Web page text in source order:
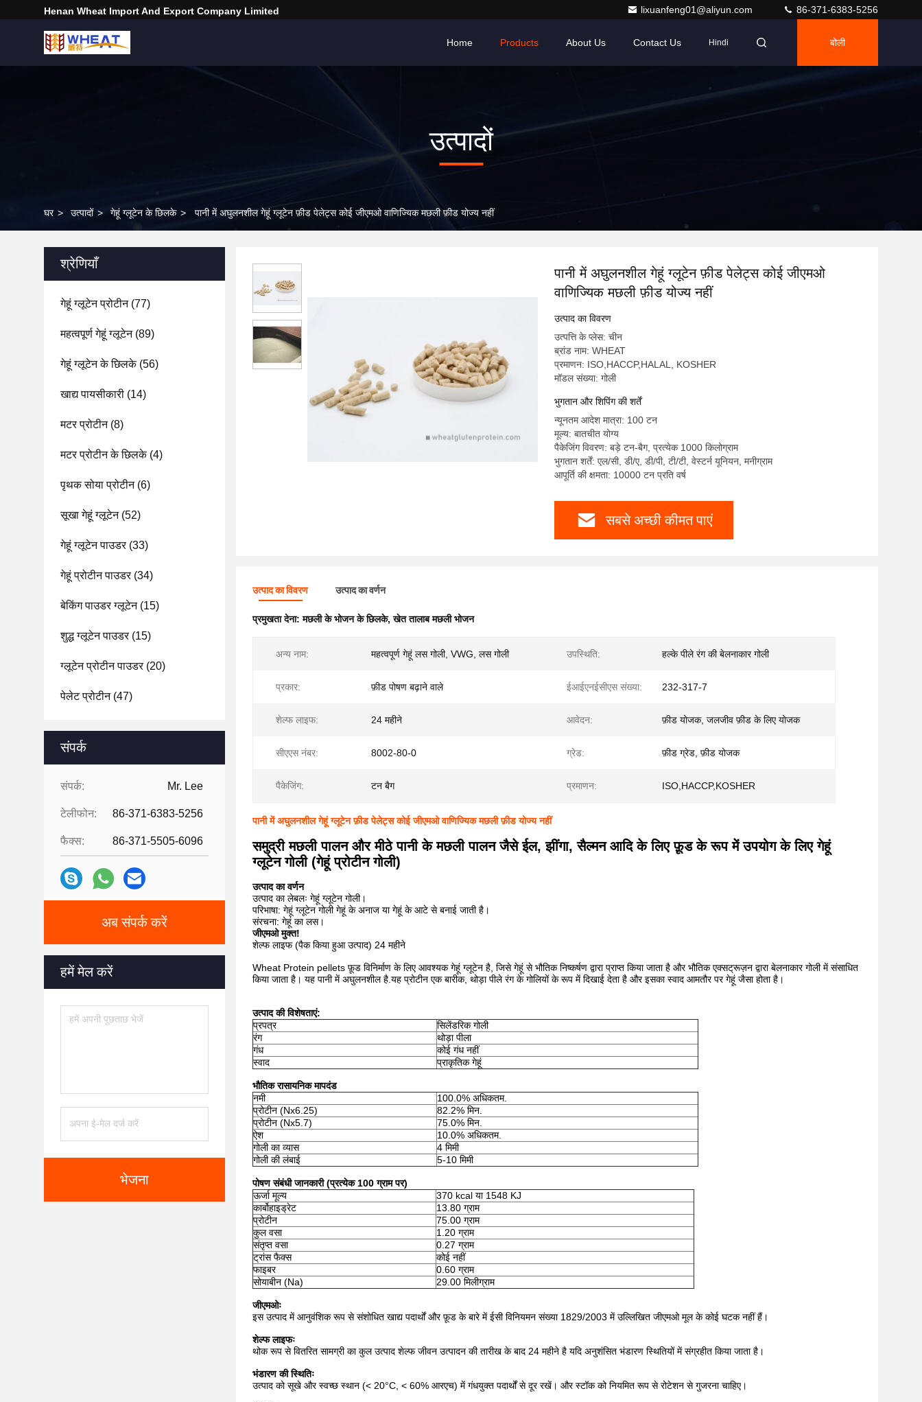
Henan Wheat Import And Export Company Limited lixuanfeng01@aliyun.com 86-371-6383-5256
Home Products About Us Contact Us Hindi बोली
उत्पादों
घर > उत्पादों > गेहूं ग्लूटेन के छिलके > पानी में अघुलनशील गेहूं ग्लूटेन फ़ीड पेलेट्स कोई जीएमओ वाणिज्यिक मछली फ़ीड योज्य नहीं
श्रेणियाँ
गेहूं ग्लूटेन प्रोटीन(77)
महत्वपूर्ण गेहूं ग्लूटेन(89)
गेहूं ग्लूटेन के छिलके(56)
खाद्य पायसीकारी (14)
मटर प्रोटीन(8)
मटर प्रोटीन के छिलके(4)
पृथक सोया प्रोटीन(6)
सूखा गेहूं ग्लूटेन(52)
गेहूं ग्लूटेन पाउडर(33)
गेहूं प्रोटीन पाउडर(34)
बेकिंग पाउडर ग्लूटेन(15)
शुद्ध ग्लूटेन पाउडर(15)
ग्लूटेन प्रोटीन पाउडर(20)
पेलेट प्रोटीन(47)
संपर्क
संपर्क: Mr. Lee
टेलीफोन: 86-371-6383-5256
फैक्स: 86-371-5505-6096
अब संपर्क करें
हमें मेल करें
भेजना
पानी में अघुलनशील गेहूं ग्लूटेन फ़ीड पेलेट्स कोई जीएमओ
वाणिज्यिक मछली फ़ीड योज्य नहीं
उत्पाद का विवरण
उत्पत्ति के प्लेस: चीन
ब्रांड नाम: WHEAT
प्रमाणन: ISO,HACCP,HALAL, KOSHER
मॉडल संख्या: गोली
भुगतान और शिपिंग की शर्तें
न्यूनतम आदेश मात्रा: 100 टन
मूल्य: बातचीत योग्य
पैकेजिंग विवरण: बड़े टन-बैग, प्रत्येक 1000 किलोग्राम
भुगतान शर्तें: एल/सी, डी/ए, डी/पी, टी/टी, वेस्टर्न यूनियन, मनीग्राम
आपूर्ति की क्षमता: 10000 टन प्रति वर्ष
सबसे अच्छी कीमत पाएं
उत्पाद का विवरण उत्पाद का वर्णन
प्रमुखता देना:मछली के भोजन के छिलके,खेत तालाब मछली भोजन
अन्य नाम: महत्वपूर्ण गेहूं लस गोली, VWG, लस गोली उपस्थिति: हल्के पीले रंग की बेलनाकार गोली
प्रकार: फ़ीड पोषण बढ़ाने वाले ईआईएनईसीएस संख्या: 232-317-7
शेल्फ लाइफ: 24 महीने आवेदन: फ़ीड योजक, जलजीव फ़ीड के लिए योजक
सीएएस नंबर: 8002-80-0 ग्रेड: फ़ीड ग्रेड, फ़ीड योजक
पैकेजिंग: टन बैग प्रमाणन: ISO,HACCP,KOSHER
पानी में अघुलनशील गेहूं ग्लूटेन फ़ीड पेलेट्स कोई जीएमओ वाणिज्यिक मछली फ़ीड योज्य नहीं
समुद्री मछली पालन और मीठे पानी के मछली पालन जैसे ईल, झींगा, सैल्मन आदि के लिए फ़ूड के रूप में उपयोग के लिए गेहूं
ग्लूटेन गोली (गेहूं प्रोटीन गोली)
उत्पाद का वर्णन
उत्पाद का लेबलः गेहूं ग्लूटेन गोली।
परिभाषा: गेहूं ग्लूटेन गोली गेहूं के अनाज या गेहूं के आटे से बनाई जाती है।
संरचना: गेहूं का लस।
जीएमओ मुक्त!
शेल्फ लाइफ (पैक किया हुआ उत्पाद) 24 महीने
Wheat Protein pellets फ़ूड विनिर्माण के लिए आवश्यक गेहूं ग्लूटेन है, जिसे गेहूं से भौतिक निष्कर्षण द्वारा प्राप्त किया जाता है और भौतिक एक्सट्रूज़न द्वारा बेलनाकार गोली में संसाधित
किया जाता है। यह पानी में अघुलनशील है.यह प्रोटीन एक बारीक, थोड़ा पीले रंग के गोलियों के रूप में दिखाई देता है और इसका स्वाद आमतौर पर गेहूं जैसा होता है।
उत्पाद की विशेषताएं:
प्रपत्र
सिलेंडरिक गोली
रंग
थोड़ा पीला
गंध
कोई गंध नहीं
स्वाद
प्राकृतिक गेहूं
भौतिक रासायनिक मापदंड
नमी
100.0% अधिकतम.
प्रोटीन (Nx6.25)
82.2% मिन.
प्रोटीन (Nx5.7)
75.0% मिन.
ऐश
10.0% अधिकतम.
गोली का व्यास
4 मिमी
गोली की लंबाई
5-10 मिमी
पोषण संबंधी जानकारी (प्रत्येक 100 ग्राम पर)
ऊर्जा मूल्य
370 kcal या 1548 KJ
कार्बोहाइड्रेट
13.80 ग्राम
प्रोटीन
75.00 ग्राम
कुल वसा
1.20 ग्राम
संतृप्त वसा
0.27 ग्राम
ट्रांस फैक्स
कोई नहीं
फाइबर
0.60 ग्राम
सोयाबीन (Na)
29.00 मिलीग्राम
जीएमओः
इस उत्पाद में आनुवंशिक रूप से संशोधित खाद्य पदार्थों और फ़ूड के बारे में ईसी विनियमन संख्या 1829/2003 में उल्लिखित जीएमओ मूल के कोई घटक नहीं हैं।
शेल्फ लाइफः
थोक रूप से वितरित सामग्री का कुल उत्पाद शेल्फ जीवन उत्पादन की तारीख के बाद 24 महीने है यदि अनुशंसित भंडारण स्थितियों में संग्रहीत किया जाता है।
भंडारण की स्थितिः
उत्पाद को सूखे और स्वच्छ स्थान (< 20°C, < 60% आरएच) में गंधयुक्त पदार्थों से दूर रखें। और स्टॉक को नियमित रूप से रोटेशन से गुजरना चाहिए।